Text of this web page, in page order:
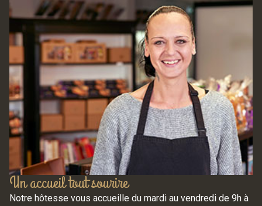
Un accueil tout sourire
Notre hôtesse vous accueille du mardi au vendredi de 9h à